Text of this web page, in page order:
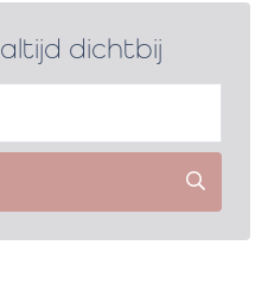
altijd dichtbij